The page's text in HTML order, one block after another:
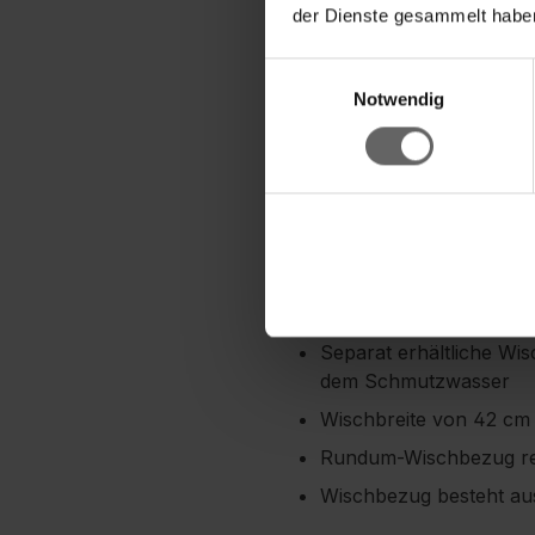
der Dienste gesammelt
Notwendig
Gründliche Reinigung
Langlebiger und
Porentiefe Reinigung
Borsten
Bodenwischer Profi
Reinigung in
Schwer erreichbare
Lösen des
Stiel mit Click-
Separat erhältliche
dem Schmutzwasser
Wischbreite von 42
Rundum-Wischbezug
Wischbezug besteht